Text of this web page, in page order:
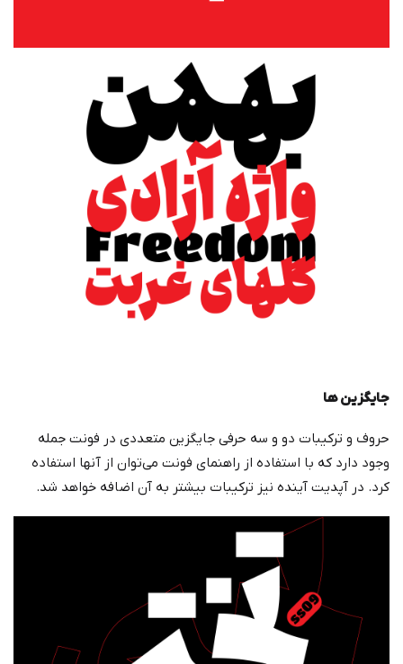
جایگزین ها
حروف و ترکیبات دو و سه حرفی جایگزین متعددی در فونت جمله
وجود دارد که با استفاده از راهنمای فونت می‌توان از آنها استفاده
کرد. در آپدیت آینده نیز ترکیبات بیشتر به آن اضافه خواهد شد.